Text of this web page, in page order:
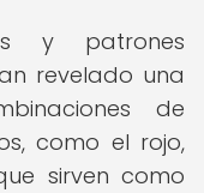
y patrones
revelado una
de
como el rojo,
sirven como